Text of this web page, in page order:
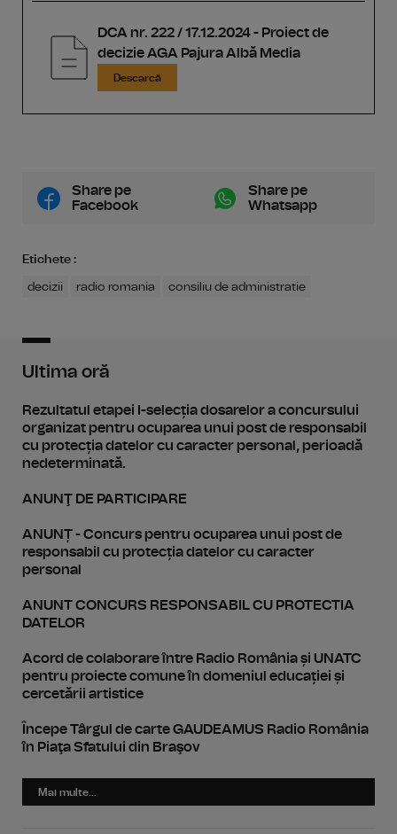
DCA nr. 222 / 17.12.2024 - Proiect de
decizie AGA Pajura Albă Media
Descarcă
Share pe
Facebook
Share pe
Whatsapp
Etichete :
decizii radio romania consiliu de administratie
Ultima oră
Rezultatul etapei I-selecția dosarelor a concursului
organizat pentru ocuparea unui post de responsabil
cu protecția datelor cu caracter personal, perioadă
nedeterminată.
ANUNŢ DE PARTICIPARE
ANUNȚ - Concurs pentru ocuparea unui post de
responsabil cu protecția datelor cu caracter
personal
ANUNT CONCURS RESPONSABIL CU PROTECTIA
DATELOR
Acord de colaborare între Radio România și UNATC
pentru proiecte comune în domeniul educației și
cercetării artistice
Începe Târgul de carte GAUDEAMUS Radio România
în Piaţa Sfatului din Braşov
Mai multe...